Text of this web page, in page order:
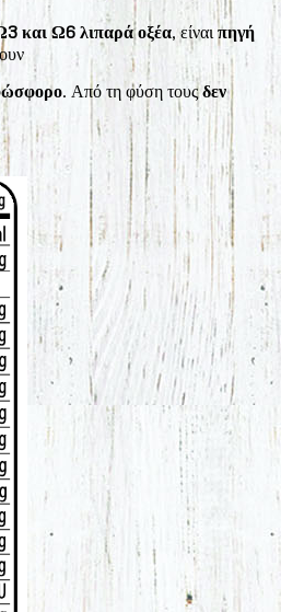
και Ω6 λιπαρά οξέα, είναι πηγή
. Από τη φύση τουςδεν